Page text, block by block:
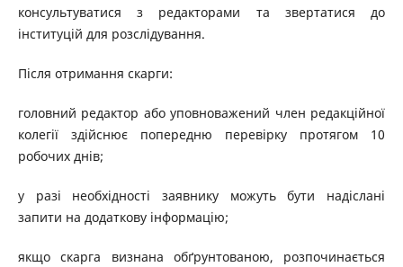
консультуватися з редакторами та звертатися до
інституцій для розслідування.
Після отримання скарги:
головний редактор або уповноважений член редакційної
колегії здійснює попередню перевірку протягом 10
робочих днів;
у разі необхідності заявнику можуть бути надіслані
запити на додаткову інформацію;
якщо скарга визнана обґрунтованою, розпочинається